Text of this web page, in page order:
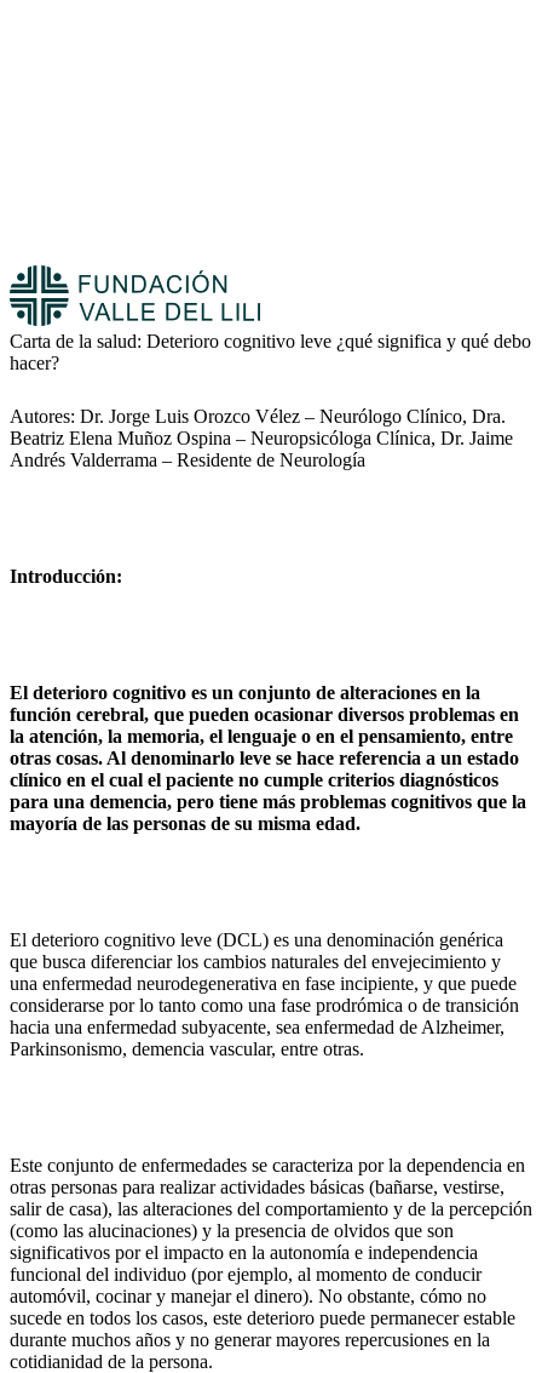
Carta de la salud: Deterioro cognitivo leve ¿qué significa y qué debo
hacer?
Autores: Dr. Jorge Luis Orozco Vélez – Neurólogo Clínico, Dra.
Beatriz Elena Muñoz Ospina – Neuropsicóloga Clínica, Dr. Jaime
Andrés Valderrama – Residente de Neurología
Introducción:
El deterioro cognitivo es un conjunto de alteraciones en la
función cerebral, que pueden ocasionar diversos problemas en
la atención, la memoria, el lenguaje o en el pensamiento, entre
otras cosas. Al denominarlo leve se hace referencia a un estado
clínico en el cual el paciente no cumple criterios diagnósticos
para una demencia, pero tiene más problemas cognitivos que la
mayoría de las personas de su misma edad.
El deterioro cognitivo leve (DCL) es una denominación genérica
que busca diferenciar los cambios naturales del envejecimiento y
una enfermedad neurodegenerativa en fase incipiente, y que puede
considerarse por lo tanto como una fase prodrómica o de transición
hacia una enfermedad subyacente, sea enfermedad de Alzheimer,
Parkinsonismo, demencia vascular, entre otras.
Este conjunto de enfermedades se caracteriza por la dependencia en
otras personas para realizar actividades básicas (bañarse, vestirse,
salir de casa), las alteraciones del comportamiento y de la percepción
(como las alucinaciones) y la presencia de olvidos que son
significativos por el impacto en la autonomía e independencia
funcional del individuo (por ejemplo, al momento de conducir
automóvil, cocinar y manejar el dinero). No obstante, cómo no
sucede en todos los casos, este deterioro puede permanecer estable
durante muchos años y no generar mayores repercusiones en la
cotidianidad de la persona.